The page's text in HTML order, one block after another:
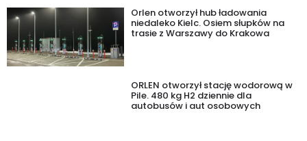
Orlen otworzył hub ładowania
niedaleko Kielc. Osiem słupków na
trasie z Warszawy do Krakowa
ORLEN otworzył stację wodorową w
Pile. 480 kg H2 dziennie dla
autobusów i aut osobowych